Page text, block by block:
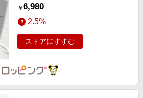
ラ
ルフ
予約
￥ 6,980
2.5%
ストアにすすむ